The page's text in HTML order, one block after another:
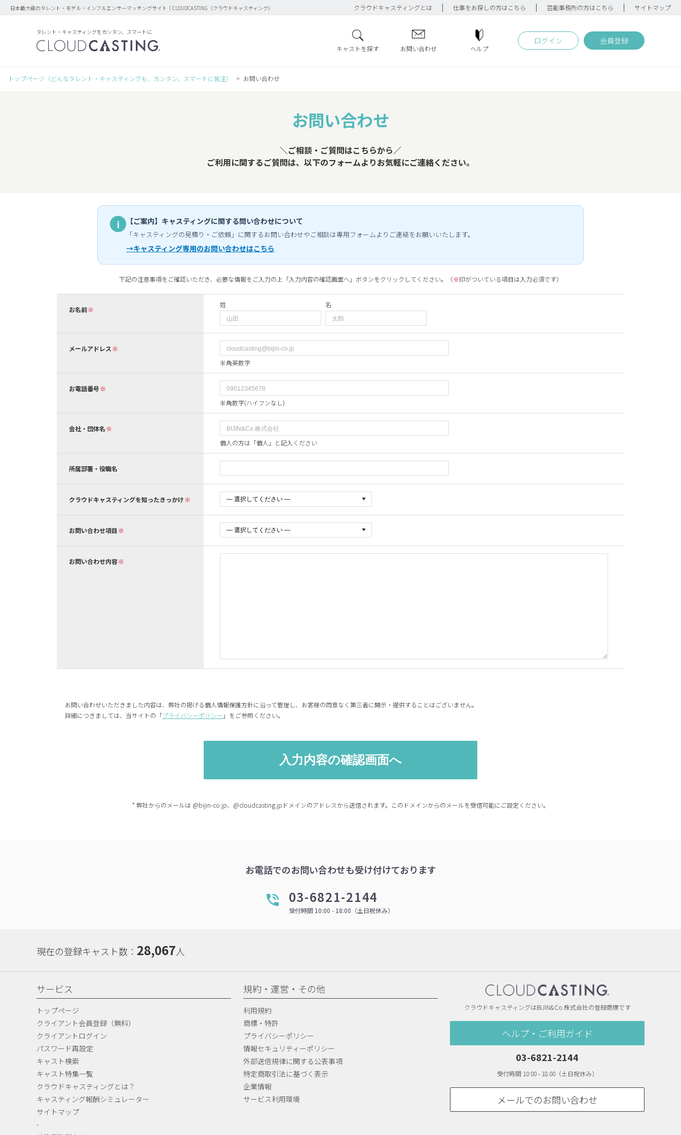
日本最大級のタレント・モデル・インフルエンサーマッチングサイト｜CLOUDCASTING（クラウドキャスティング） クラウドキャスティングとは 仕事をお探しの方はこちら 芸能事務所の方はこちら サイトマップ
タレント・キャスティングをカンタン、スマートに
キャストを探す お問い合わせ ヘルプ
ログイン 会員登録
トップページ（どんなタレント・キャスティングも、カンタン、スマートに発注） お問い合わせ
お問い合わせ
＼ご相談・ご質問はこちらから／
ご利用に関するご質問は、以下のフォームよりお気軽にご連絡ください。
i 【ご案内】キャスティングに関する問い合わせについて
「キャスティングの見積り・ご依頼」に関するお問い合わせやご相談は専用フォームよりご連絡をお願いいたします。
→キャスティング専用のお問い合わせはこちら
下記の注意事項をご確認いただき、必要な情報をご入力の上「入力内容の確認画面へ」ボタンをクリックしてください。（※印がついている項目は入力必須です）
お名前
姓 名
メールアドレス
半角英数字
お電話番号
半角数字(ハイフンなし)
会社・団体名
個人の方は「個人」と記入ください
所属部署・役職名
クラウドキャスティングを知ったきっかけ
お問い合わせ項目
お問い合わせ内容
お問い合わせいただきました内容は、弊社の掲げる個人情報保護方針に沿って管理し、お客様の同意なく第三者に開示・提供することはございません。
詳細につきましては、当サイトの「プライバシーポリシー 」をご参照ください。
* 弊社からのメールは @bijin-co.jp、@cloudcasting.jpドメインのアドレスから送信されます。このドメインからのメールを受信可能にご設定ください。
お電話でのお問い合わせも受け付けております
03-6821-2144
受付時間 10:00 - 18:00（土日祝休み）
現在の登録キャスト数： 28,067人
サービス
トップページ
クライアント会員登録（無料）
クライアントログイン
パスワード再設定
キャスト検索
キャスト特集一覧
クラウドキャスティングとは？
キャスティング報酬シミュレーター
サイトマップ
-
規約・運営・その他
利用規約
商標・特許
プライバシーポリシー
情報セキュリティーポリシー
外部送信規律に関する公表事項
特定商取引法に基づく表示
企業情報
サービス利用環境
クラウドキャスティングはBIJIN&Co.株式会社の登録商標です
ヘルプ・ご利用ガイド
03-6821-2144
受付時間 10:00 - 18:00（土日祝休み）
メールでのお問い合わせ